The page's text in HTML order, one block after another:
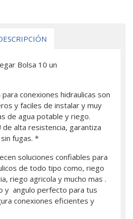
Bolsa 10 un
para conexiones hidraulicas son
y faciles de instalar y muy
de agua potable y riego.
de alta resistencia, garantiza
fugas. *
soluciones confiables para
de todo tipo como, riego
riego agricola y mucho mas .
y angulo perfecto para tus
conexiones eficientes y